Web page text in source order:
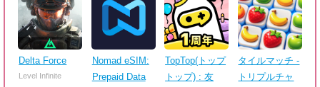
Delta Force
Level Infinite
Nomad eSIM:
Prepaid Data
TopTop(トップ
トップ) : 友
タイルマッチ -
トリプルチャ